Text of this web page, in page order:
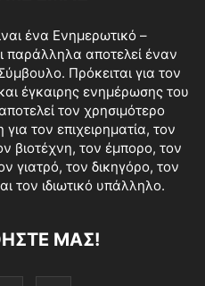
ένα Ενημερωτικό –
παράλληλα αποτελεί έναν
Πρόκειται για τον
έγκαιρης ενημέρωσης του
τον χρησιμότερο
τον επιχειρηματία, τον
βιοτέχνη, τον έμπορο, τον
γιατρό, τον δικηγόρο, τον
τον ιδιωτικό υπάλληλο.
ΜΑΣ!